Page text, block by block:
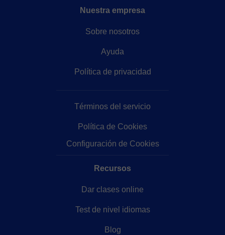
Nuestra empresa
Sobre nosotros
Ayuda
Política de privacidad
Términos del servicio
Política de Cookies
Configuración de Cookies
Recursos
Dar clases online
Test de nivel idiomas
Blog